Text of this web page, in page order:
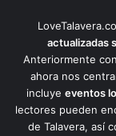
actualizadas
Anteriormente
ahora nos
incluye eventos
lectores pueden
de Talavera, así